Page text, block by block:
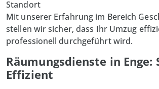
Standort
Mit unserer Erfahrung im Bereich
stellen wir sicher, dass Ihr Umzug
professionell durchgeführt wird.
Räumungsdienste in Enge:
Effizient